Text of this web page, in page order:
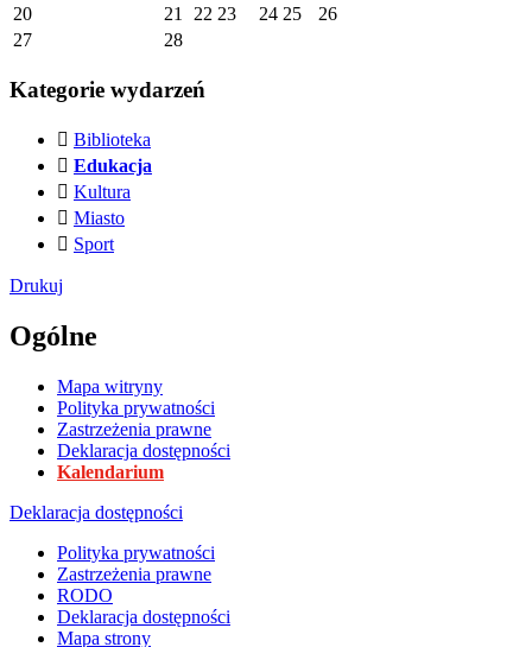
20
21 22 23 24 25
26
27
28
Kategorie wydarzeń
Biblioteka
Edukacja
Kultura
Miasto
Sport
Drukuj
Ogólne
Mapa witryny
Polityka prywatności
Zastrzeżenia prawne
Deklaracja dostępności
Kalendarium
Deklaracja dostępności
Polityka prywatności
Zastrzeżenia prawne
RODO
Deklaracja dostępności
Mapa strony